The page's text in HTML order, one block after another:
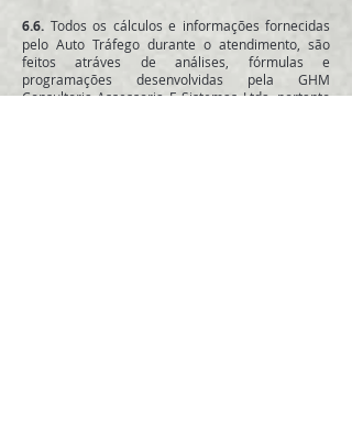
6.6. Todos os cálculos e informações fornecidas
pelo Auto Tráfego durante o atendimento, são
feitos atráves de análises, fórmulas e
programações desenvolvidas pela GHM
Consultoria Assessoria E Sistemas Ltda, portanto